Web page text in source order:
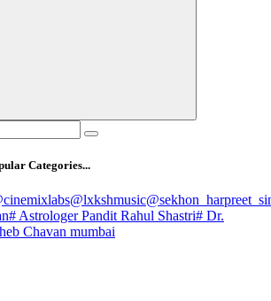
Categories...
@lxkshmusic
# Astrologer Pandit Rahul Shastri# Dr.
Chavan mumbai